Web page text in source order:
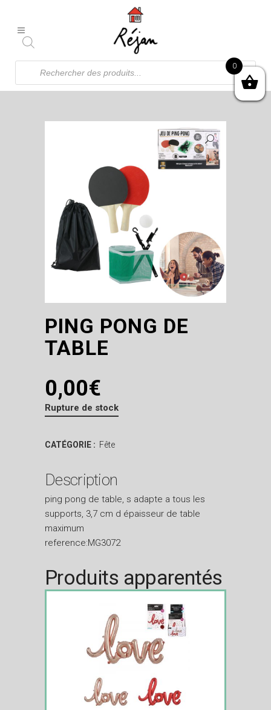
Recherche
produits
PING PONG DE
TABLE
0,00€
Rupture de stock
CATÉGORIE : Fête
Description
ping pong de table, s adapte a tous les
supports, 3,7 cm d épaisseur de table
maximum
reference:MG3072
Produits apparentés
0